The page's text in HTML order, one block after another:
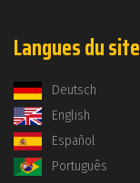
Langues du site
Deutsch
English
Español
Português